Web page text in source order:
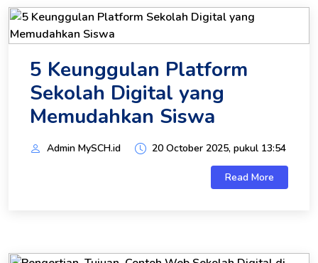
5 Keunggulan Platform
Sekolah Digital yang
Memudahkan Siswa
Admin MySCH.id 20 October 2025, pukul 13:54
Read More